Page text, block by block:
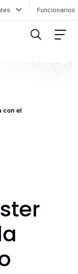
con el